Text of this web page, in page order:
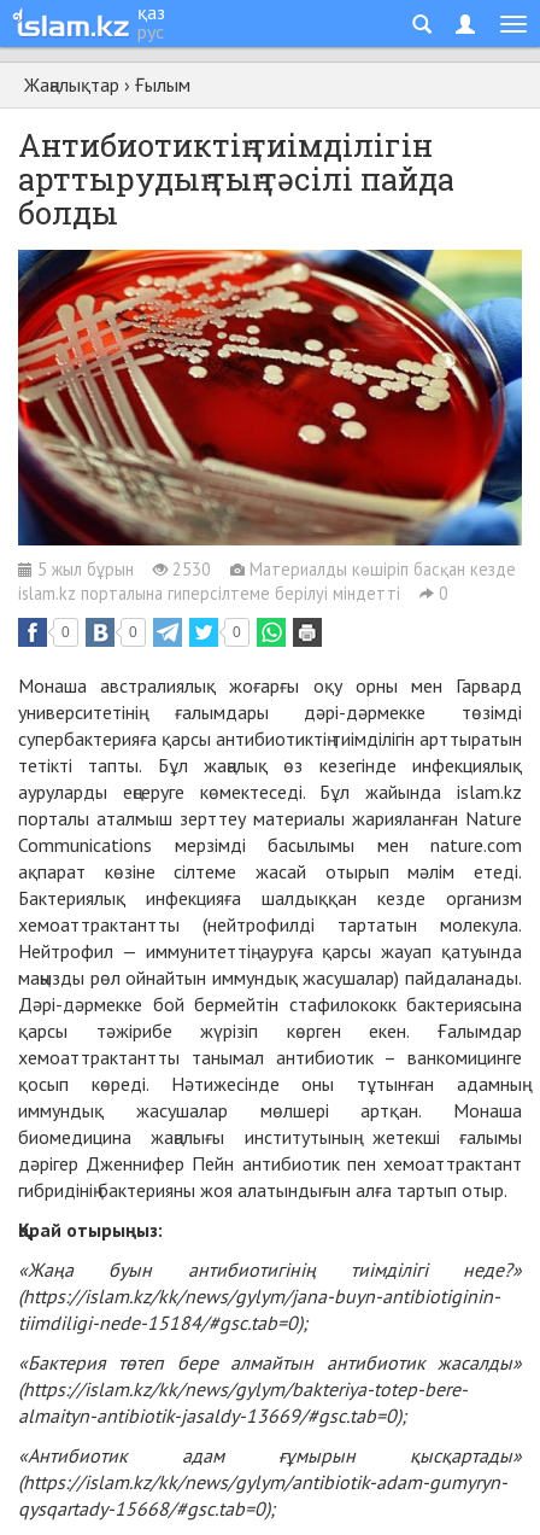
қаз
рус
Жаңалықтар › Ғылым
Антибиотиктің тиімділігін
арттырудың тың тәсілі пайда
болды
5 жыл бұрын 2530
Материалды көшіріп басқан кезде
islam.kz порталына гиперсілтеме берілуі міндетті
0
0 0 0
Монаша австралиялық жоғарғы оқу орны мен Гарвард
университетінің ғалымдары дәрі-дәрмекке төзімді
супербактерияға қарсы антибиотиктің тиімділігін арттыратын
тетікті тапты. Бұл жаңалық өз кезегінде инфекциялық
ауруларды еңсеруге көмектеседі. Бұл жайында islam.kz
порталы аталмыш зерттеу материалы жарияланған Nature
Communications мерзімді басылымы мен nature.com
ақпарат көзіне сілтеме жасай отырып мәлім етеді.
Бактериялық инфекцияға шалдыққан кезде организм
хемоаттрактантты (нейтрофилді тартатын молекула.
Нейтрофил — иммунитеттің ауруға қарсы жауап қатуында
маңызды рөл ойнайтын иммундық жасушалар) пайдаланады.
Дәрі-дәрмекке бой бермейтін стафилококк бактериясына
қарсы тәжірибе жүрізіп көрген екен. Ғалымдар
хемоаттрактантты танымал антибиотик – ванкомицинге
қосып көреді. Нәтижесінде оны тұтынған адамның
иммундық жасушалар мөлшері артқан. Монаша
биомедицина жаңалығы институтының жетекші ғалымы
дәрігер Дженнифер Пейн антибиотик пен хемоаттрактант
гибридінің бактерияны жоя алатындығын алға тартып отыр.
Қарай отырыңыз:
«Жаңа буын антибиотигінің тиімділігі неде?»
(https://islam.kz/kk/news/gylym/jana-buyn-antibiotiginin-
tiimdiligi-nede-15184/#gsc.tab=0);
«Бактерия төтеп бере алмайтын антибиотик жасалды»
(https://islam.kz/kk/news/gylym/bakteriya-totep-bere-
almaityn-antibiotik-jasaldy-13669/#gsc.tab=0);
«Антибиотик адам ғұмырын қысқартады»
(https://islam.kz/kk/news/gylym/antibiotik-adam-gumyryn-
qysqartady-15668/#gsc.tab=0);